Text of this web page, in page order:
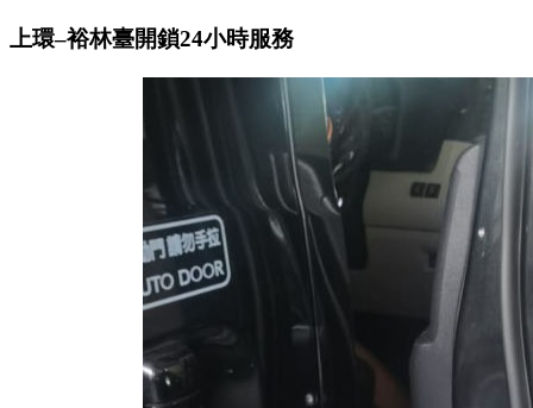
上環–裕林臺開鎖24小時服務